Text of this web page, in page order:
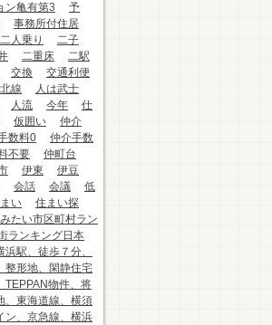
ン亀有第3
予
事務所付住居
二人乗り
二子
二重床
二駅
交換
交通利便
線
人は武士
人流 今年
仕
仮囲い
仲介
数料0
仲介手数
不要
仲町台
伊東
伊豆
会話 会議
低
い
住まい探
たい市区町村ラン
ランキング日本
駅、徒歩７分、
整形地、閑静住宅
TEPPAN物件、将
、東海道線、横須
ン、京急線、横浜